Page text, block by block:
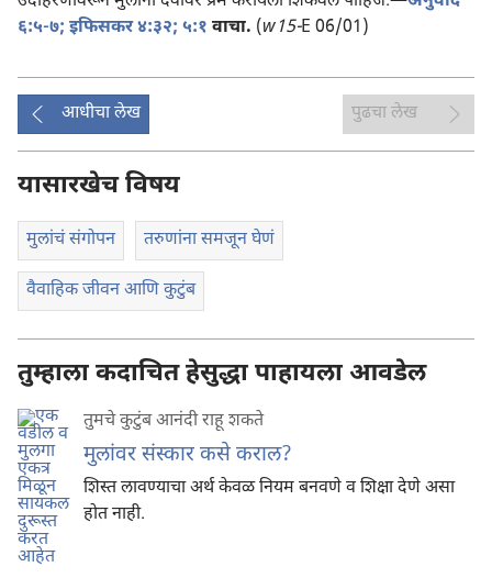
६:५-७; इफिसकर ४:३२; ५:१ वाचा. (w15-E 06/01)
आधीचा लेख पुढचा लेख
यासारखेच विषय
मुलांचं संगोपन तरुणांना समजून घेणं
वैवाहिक जीवन आणि कुटुंब
तुम्हाला कदाचित हेसुद्धा पाहायला आवडेल
तुमचे कुटुंब आनंदी राहू शकते
मुलांवर संस्कार कसे कराल?
शिस्त लावण्याचा अर्थ केवळ नियम बनवणे व शिक्षा देणे असा
होत नाही.